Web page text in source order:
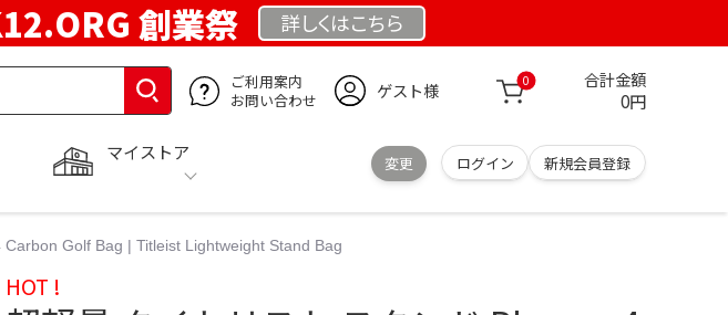
創業祭 詳しくはこちら
ご利用案内
お問い合わせ
ゲスト様 0 合計金額
0円
マイストア
変更 ログイン 新規会員登録
Golf Bag | Titleist Lightweight Stand Bag
HOT !